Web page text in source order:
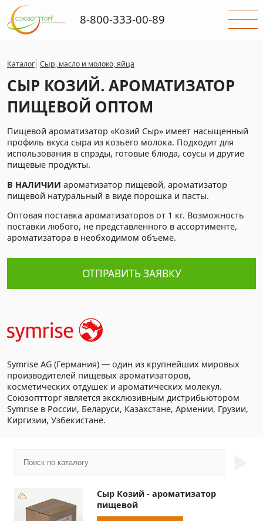
Каталог Сыр, масло и молоко, яйца
СЫР КОЗИЙ. АРОМАТИЗАТОР
ПИЩЕВОЙ ОПТОМ
Пищевой ароматизатор «Козий Сыр» имеет насыщенный
профиль вкуса сыра из козьего молока. Подходит для
использования в спрэды, готовые блюда, соусы и другие
пищевые продукты.
В НАЛИЧИИ ароматизатор пищевой, ароматизатор
пищевой натуральный в виде порошка и пасты.
Оптовая поставка ароматизаторов от 1 кг. Возможность
поставки любого, не представленного в ассортименте,
ароматизатора в необходимом объеме.
ОТПРАВИТЬ ЗАЯВКУ
Symrise AG (Германия) — один из крупнейших мировых
производителей пищевых ароматизаторов,
косметических отдушек и ароматических молекул.
Союзоптторг является эксклюзивным дистрибьютором
Symrise в России, Беларуси, Казахстане, Армении, Грузии,
Киргизии, Узбекистане.
Сыр Козий - ароматизатор
пищевой
8-800-333-00-89